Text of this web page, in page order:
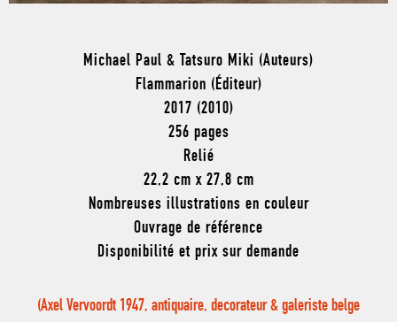
Michael Paul & Tatsuro Miki (Auteurs)
Flammarion (Éditeur)
2017 (2010)
256 pages
Relié
22,2 cm x 27,8 cm
Nombreuses illustrations en couleur
Ouvrage de référence
Disponibilité et prix sur demande
(Axel Vervoordt 1947, antiquaire, decorateur & galeriste belge